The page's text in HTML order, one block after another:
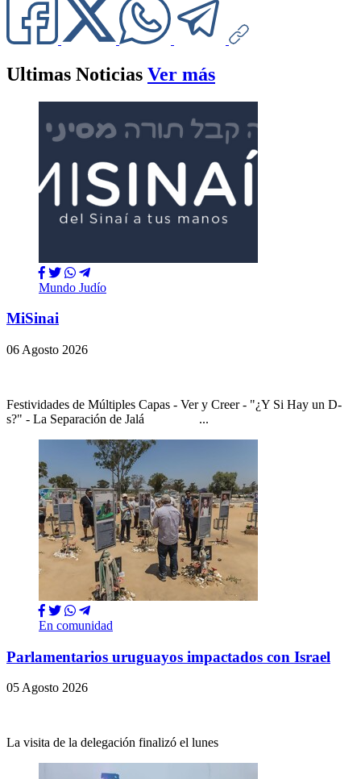
Ultimas Noticias Ver más
Mundo Judío
MiSinai
06 Agosto 2026
Festividades de Múltiples Capas - Ver y Creer - "¿Y Si Hay un D-
s?" - La Separación de Jalá ...
En comunidad
Parlamentarios uruguayos impactados con Israel
05 Agosto 2026
La visita de la delegación finalizó el lunes